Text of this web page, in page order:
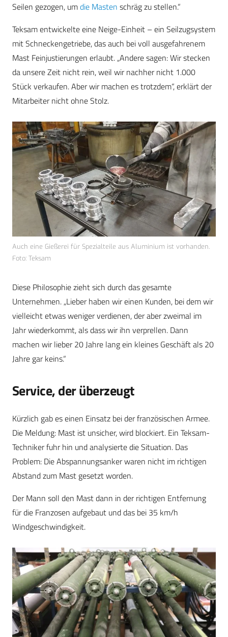
Seilen gezogen, umdie Masten schräg zu stellen.“
Teksam entwickelte eine Neige-Einheit – ein Seilzugsystem
mit Schneckengetriebe, das auch bei voll ausgefahrenem
Mast Feinjustierungen erlaubt. „Andere sagen: Wir stecken
da unsere Zeit nicht rein, weil wir nachher nicht 1.000
Stück verkaufen. Aber wir machen es trotzdem“, erklärt der
Mitarbeiter nicht ohne Stolz.
Auch eine Gießerei für Spezialteile aus Aluminium ist vorhanden.
Foto: Teksam
Diese Philosophie zieht sich durch das gesamte
Unternehmen. „Lieber haben wir einen Kunden, bei dem wir
vielleicht etwas weniger verdienen, der aber zweimal im
Jahr wiederkommt, als dass wir ihn verprellen. Dann
machen wir lieber 20 Jahre lang ein kleines Geschäft als 20
Jahre gar keins.“
Service, der überzeugt
Kürzlich gab es einen Einsatz bei der französischen Armee.
Die Meldung: Mast ist unsicher, wird blockiert. Ein Teksam-
Techniker fuhr hin und analysierte die Situation. Das
Problem: Die Abspannungsanker waren nicht im richtigen
Abstand zum Mast gesetzt worden.
Der Mann soll den Mast dann in der richtigen Entfernung
für die Franzosen aufgebaut und das bei 35 km/h
Windgeschwindigkeit.